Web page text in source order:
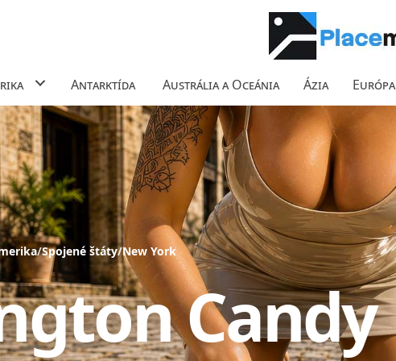
Antarktída Austrália a Oceánia Ázia Európa
/Spojené štáty/New York
Candy